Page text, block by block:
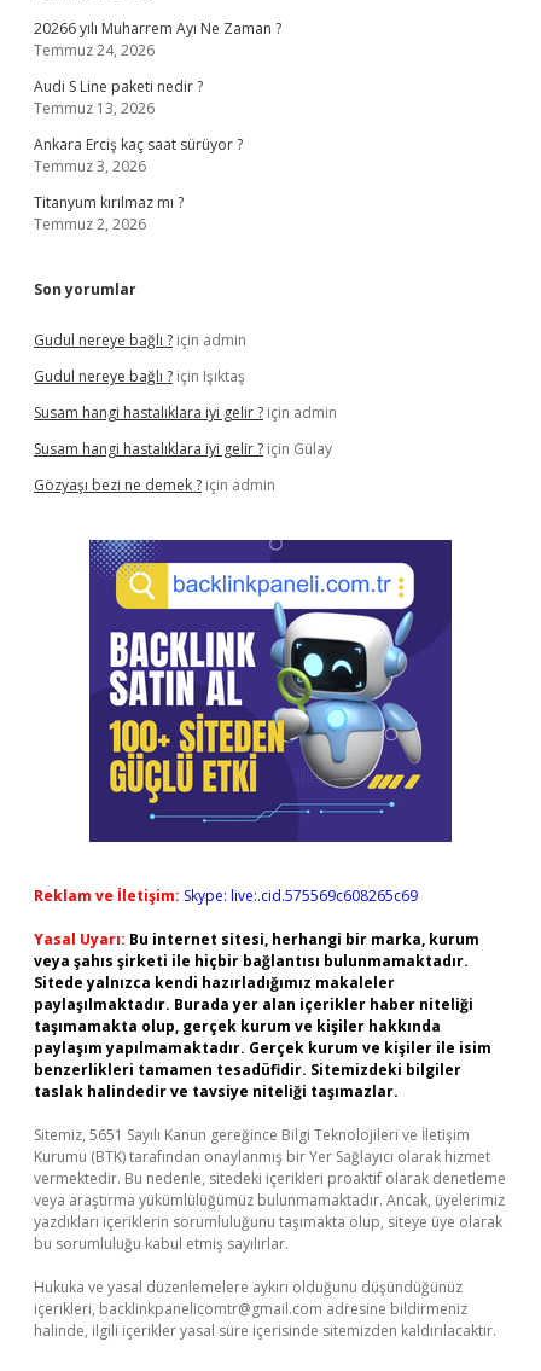
20266 yılı Muharrem Ayı Ne Zaman ?
Temmuz 24, 2026
Audi S Line paketi nedir ?
Temmuz 13, 2026
Ankara Erciş kaç saat sürüyor ?
Temmuz 3, 2026
Titanyum kırılmaz mı ?
Temmuz 2, 2026
Son yorumlar
Gudul nereye bağlı ? için admin
Gudul nereye bağlı ? için Işıktaş
Susam hangi hastalıklara iyi gelir ? için admin
Susam hangi hastalıklara iyi gelir ? için Gülay
Gözyaşı bezi ne demek ? için admin
Reklam ve İletişim: Skype: live:.cid.575569c608265c69
Yasal Uyarı: Bu internet sitesi, herhangi bir marka, kurum
veya şahıs şirketi ile hiçbir bağlantısı bulunmamaktadır.
Sitede yalnızca kendi hazırladığımız makaleler
paylaşılmaktadır. Burada yer alan içerikler haber niteliği
taşımamakta olup, gerçek kurum ve kişiler hakkında
paylaşım yapılmamaktadır. Gerçek kurum ve kişiler ile isim
benzerlikleri tamamen tesadüfidir. Sitemizdeki bilgiler
taslak halindedir ve tavsiye niteliği taşımazlar.
Sitemiz, 5651 Sayılı Kanun gereğince Bilgi Teknolojileri ve İletişim
Kurumu (BTK) tarafından onaylanmış bir Yer Sağlayıcı olarak hizmet
vermektedir. Bu nedenle, sitedeki içerikleri proaktif olarak denetleme
veya araştırma yükümlülüğümüz bulunmamaktadır. Ancak, üyelerimiz
yazdıkları içeriklerin sorumluluğunu taşımakta olup, siteye üye olarak
bu sorumluluğu kabul etmiş sayılırlar.
Hukuka ve yasal düzenlemelere aykırı olduğunu düşündüğünüz
içerikleri, backlinkpanelicomtr@gmail.com adresine bildirmeniz
halinde, ilgili içerikler yasal süre içerisinde sitemizden kaldırılacaktır.